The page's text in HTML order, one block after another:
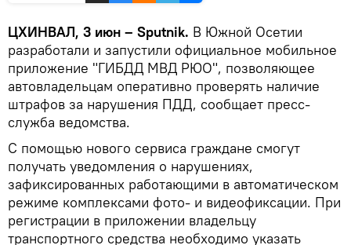
ЦХИНВАЛ, 3 июн – Sputnik. В Южной Осетии
разработали и запустили официальное мобильное
приложение "ГИБДД МВД РЮО", позволяющее
автовладельцам оперативно проверять наличие
штрафов за нарушения ПДД, сообщает пресс-
служба ведомства.
С помощью нового сервиса граждане смогут
получать уведомления о нарушениях,
зафиксированных работающими в автоматическом
режиме комплексами фото- и видеофиксации. При
регистрации в приложении владельцу
транспортного средства необходимо указать